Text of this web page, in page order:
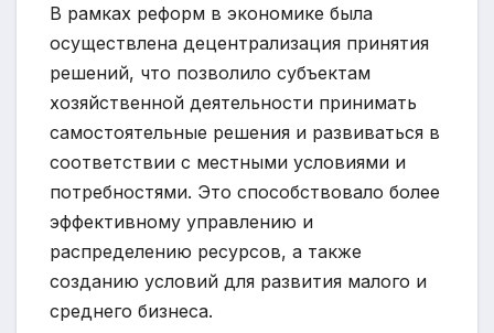
В рамках реформ в экономике была
осуществлена децентрализация принятия
решений, что позволило субъектам
хозяйственной деятельности принимать
самостоятельные решения и развиваться в
соответствии с местными условиями и
потребностями. Это способствовало более
эффективному управлению и
распределению ресурсов, а также
созданию условий для развития малого и
среднего бизнеса.